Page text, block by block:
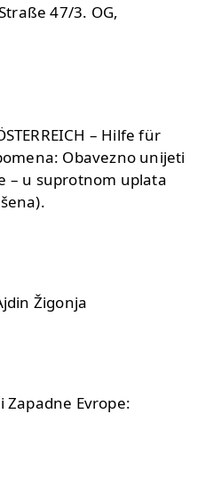
47/3. OG,
– Hilfe für
Obavezno unijeti
– u suprotnom uplata
Žigonja
Zapadne Evrope: